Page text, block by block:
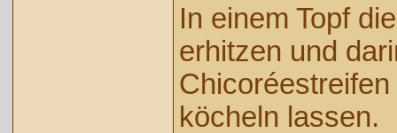
In einem Topf
erhitzen und
köcheln lassen.